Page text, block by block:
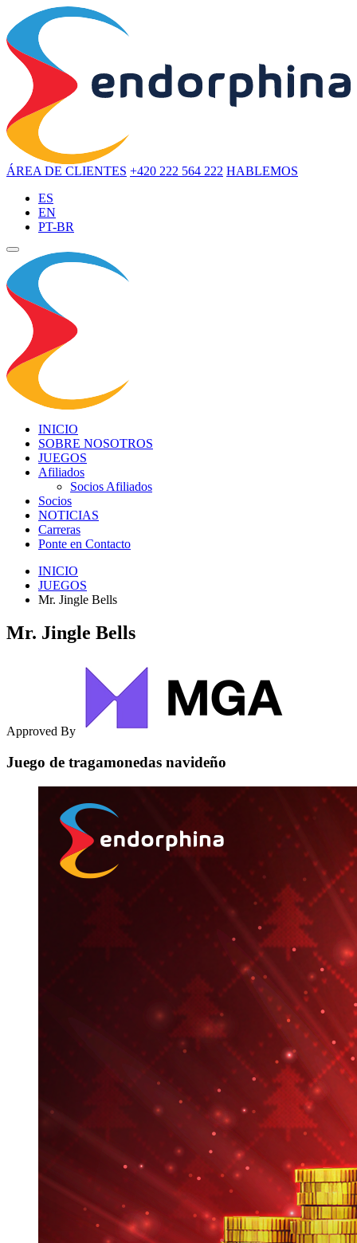
ÁREA DE CLIENTES +420 222 564 222 HABLEMOS
ES
EN
PT-BR
INICIO
SOBRE NOSOTROS
JUEGOS
Afiliados
Socios Afiliados
Socios
NOTICIAS
Carreras
Ponte en Contacto
INICIO
JUEGOS
Mr. Jingle Bells
Mr. Jingle Bells
Approved By
Juego de tragamonedas navideño